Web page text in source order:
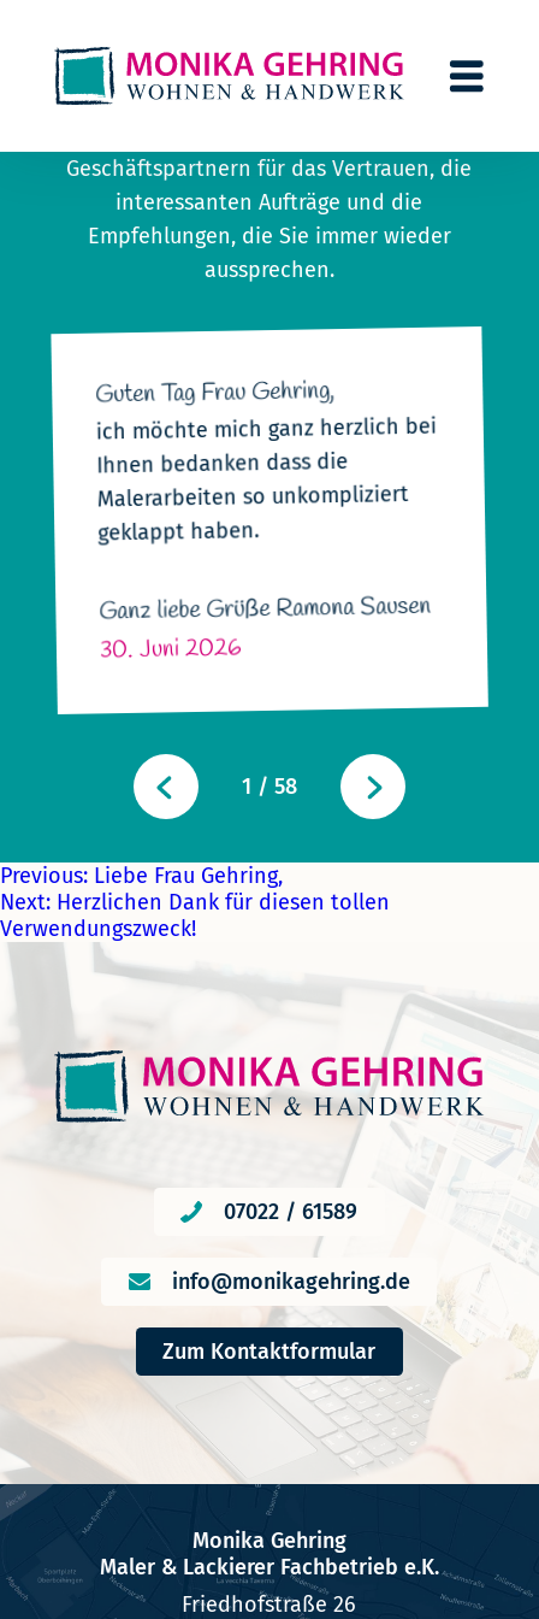
Kundenstimmen
Geschäftspartnern für das Vertrauen, die
interessanten Aufträge und die
Empfehlungen, die Sie immer wieder
aussprechen.
Guten Tag Frau Gehring,
ich möchte mich ganz herzlich bei
Ihnen bedanken dass die
Malerarbeiten so unkompliziert
geklappt haben.
Ganz liebe Grüße Ramona Sausen
30. Juni 2026
1 / 58
Previous: Liebe Frau Gehring,
Next: Herzlichen Dank für diesen tollen
Verwendungszweck!
07022 / 61589
info@monikagehring.de
Zum Kontaktformular
Monika Gehring
Maler & Lackierer Fachbetrieb e.K.
Friedhofstraße 26